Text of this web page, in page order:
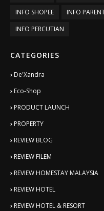
INFO SHOPEE
INFO
INFO PERCUTIAN
CATEGORIES
De'Xandra
Eco-Shop
PRODUCT LAUNCH
PROPERTY
REVIEW BLOG
REVIEW FILEM
REVIEW HOMESTAY MALAYSIA
REVIEW HOTEL
REVIEW HOTEL & RESORT